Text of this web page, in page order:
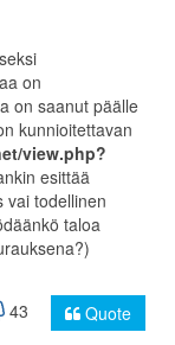
on
on saanut päälle
kunnioitettavan
view.php?
esittää
vai todellinen
taloa
43 Quote